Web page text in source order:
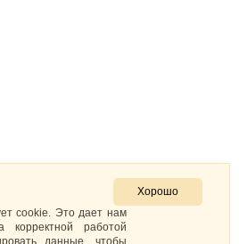
Хорошо
cookie. Это дает нам
корректной работой
данные, чтобы